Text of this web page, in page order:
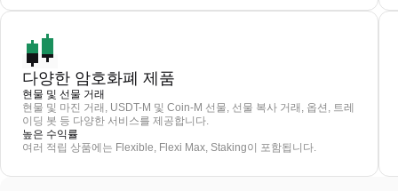
다양한 암호화폐 제품
현물 및 선물 거래
현물 및 마진 거래, USDT-M 및 Coin-M 선물, 선물 복사 거래, 옵션, 트레
이딩 봇 등 다양한 서비스를 제공합니다.
높은 수익률
여러 적립 상품에는 Flexible, Flexi Max, Staking이 포함됩니다.